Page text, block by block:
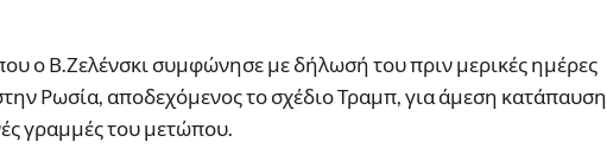
ο Β.Ζελένσκι συμφώνησε με δήλωσή του πριν μερικές ημέρες
Ρωσία, αποδεχόμενος το σχέδιο Τραμπ, για άμεση κατάπαυση
γραμμές του μετώπου.